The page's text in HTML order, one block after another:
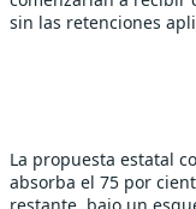
sin las retenciones
La propuesta estatal
absorba el 75 por